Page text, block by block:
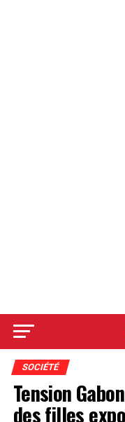
SOCIÉTÉ
Tension
des filles